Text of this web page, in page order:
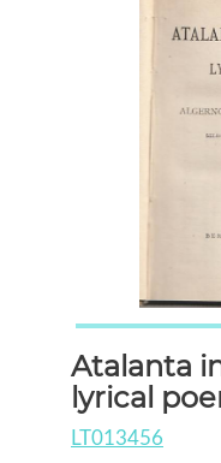
Atalanta
lyrical
LT013456